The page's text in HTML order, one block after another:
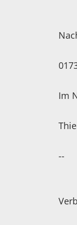
Im
--